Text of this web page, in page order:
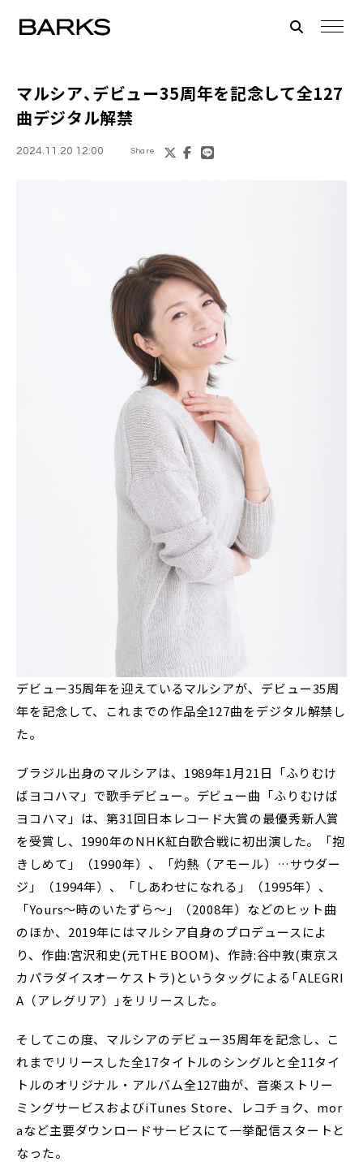
マルシア、デビュー35周年を記念して全127
曲デジタル解禁
2024.11.20 12:00 Share
デビュー35周年を迎えているマルシアが、デビュー35周
年を記念して、これまでの作品全127曲をデジタル解禁し
た。
ブラジル出身のマルシアは、1989年1月21日「ふりむけ
ばヨコハマ」で歌手デビュー。デビュー曲「ふりむけば
ヨコハマ」は、第31回日本レコード大賞の最優秀新人賞
を受賞し、1990年のNHK紅白歌合戦に初出演した。「抱
きしめて」（1990年）、「灼熱（アモール）…サウダー
ジ」（1994年）、「しあわせになれる」（1995年）、
「Yours〜時のいたずら〜」（2008年）などのヒット曲
のほか、2019年にはマルシア自身のプロデュースによ
り、作曲:宮沢和史(元THE BOOM)、作詩:谷中敦(東京ス
カパラダイスオーケストラ)というタッグによる｢ALEGRI
A（アレグリア）｣をリリースした。
そしてこの度、マルシアのデビュー35周年を記念し、こ
れまでリリースした全17タイトルのシングルと全11タイ
トルのオリジナル・アルバム全127曲が、音楽ストリー
ミングサービスおよびiTunes Store、レコチョク、mor
aなど主要ダウンロードサービスにて一挙配信スタートと
なった。